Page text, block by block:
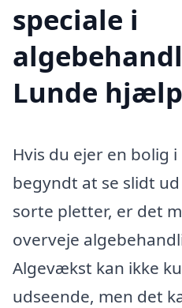
speciale i
Lunde
Hvis du ejer en bolig
begyndt at se slidt
sorte pletter, er det
overveje
Algevækst kan ikke
udseende, men det